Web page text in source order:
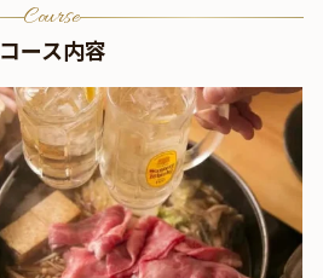
Course
コース内容